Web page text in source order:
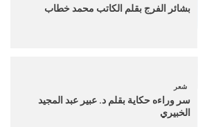
بشائر الفرج بقلم الكاتب محمد خطاب
شعر
سر وراءه حكاية بقلم د. عبير عبد المجيد
الخبيري